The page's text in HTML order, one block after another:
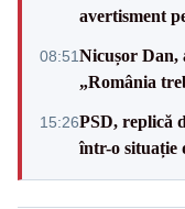
avertisment
08:51Nicușor Dan,
„România
15:26PSD, replică
într-o situație